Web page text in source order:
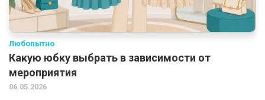
Любопытно
Какую юбку выбрать в зависимости от
мероприятия
06.05.2026